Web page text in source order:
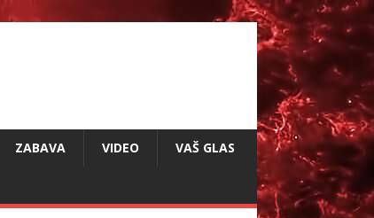
ZABAVA VIDEO VAŠ GLAS